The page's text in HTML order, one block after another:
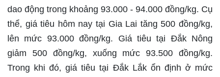
dao động trong khoảng 93.000 - 94.000 đồng/kg. Cụ
thể, giá tiêu hôm nay tại Gia Lai tăng 500 đồng/kg,
lên mức 93.000 đồng/kg. Giá tiêu tại Đắk Nông
giảm 500 đồng/kg, xuống mức 93.500 đồng/kg.
Trong khi đó, giá tiêu tại Đắk Lắk ổn định ở mức